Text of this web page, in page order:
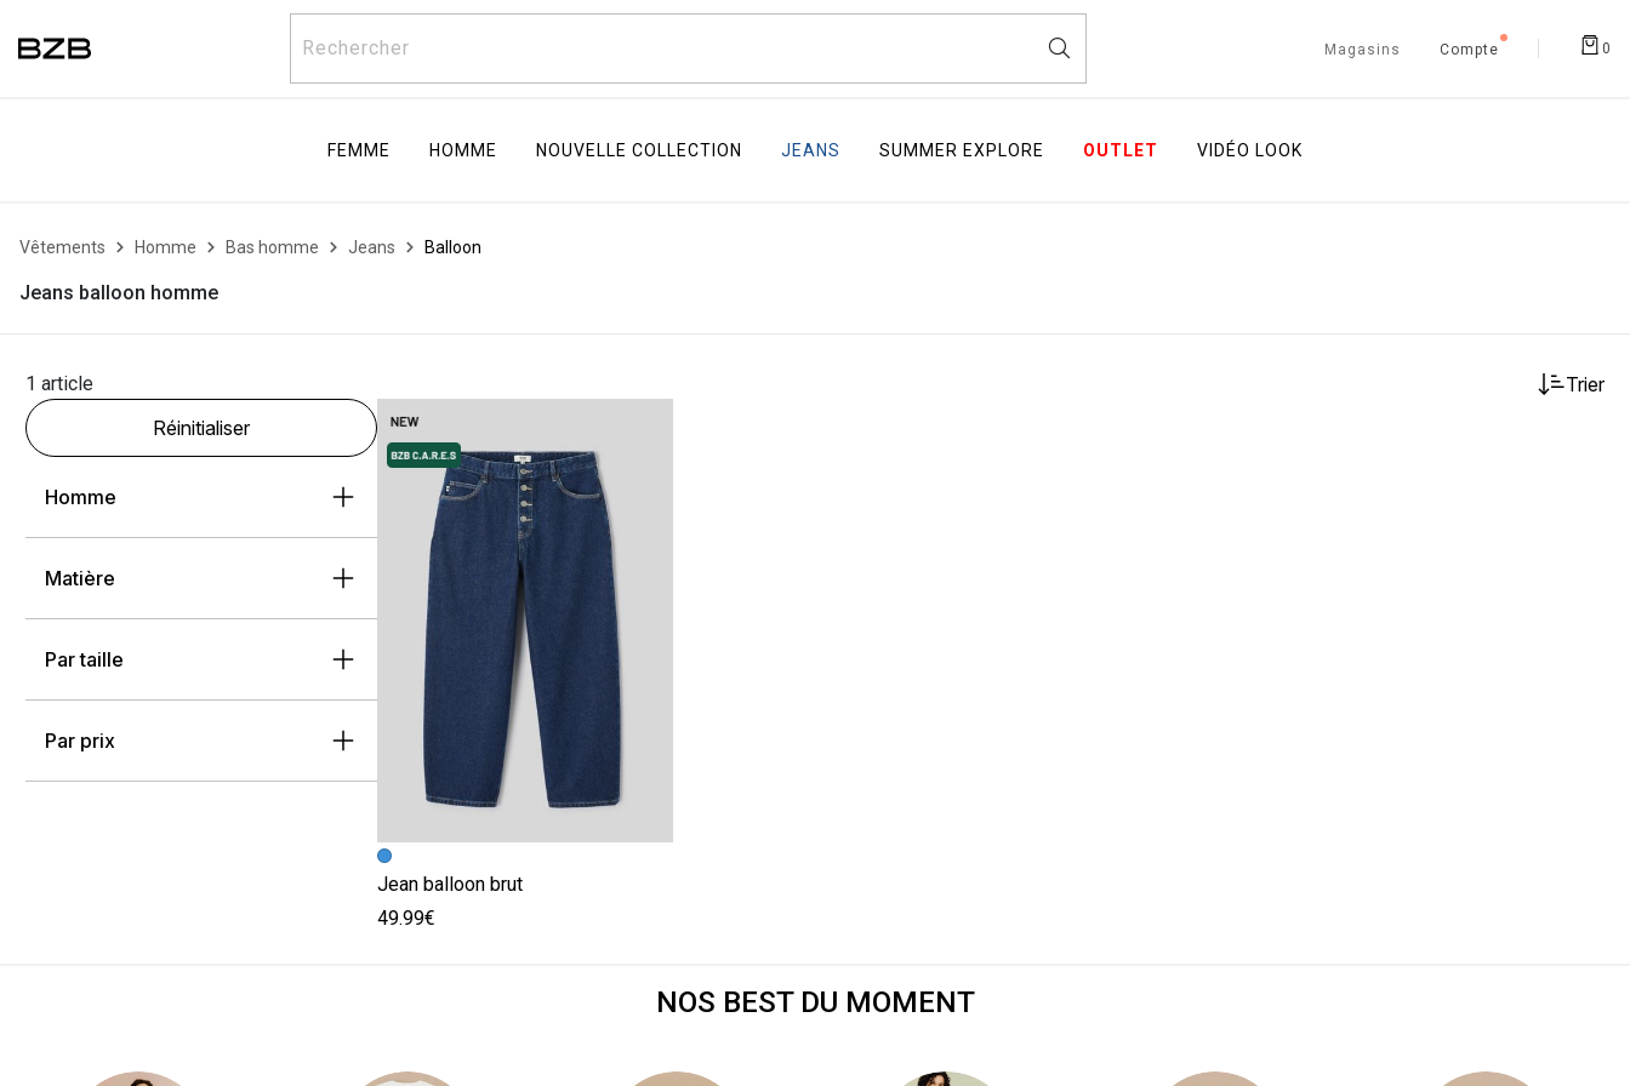
Rechercher Magasins Compte 0
FEMME HOMME NOUVELLE COLLECTION JEANS SUMMER EXPLORE OUTLET VIDÉO LOOK
Vêtements Homme Bas homme Jeans Balloon
Jeans balloon homme
1 article
Trier
Réinitialiser
Homme
Matière
Par taille
Par prix
Image précédente
Image suivante
Jean balloon brut
49.99€
NOS BEST DU MOMENT